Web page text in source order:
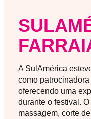
A SulAmérica
como
oferecendo uma
durante o festival.
massagem, corte